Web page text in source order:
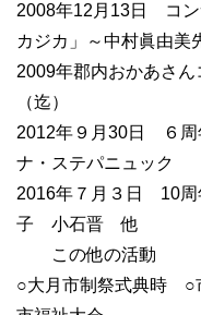
2008年12月13日 コン
カジカ」～中村眞由美
2009年郡内おかあさ
（迄）
2012年９月30日 ６
ナ・ステパニュック
2016年７月３日 10
子 小石晋 他
この他の活動
○大月市制祭式典時 ○